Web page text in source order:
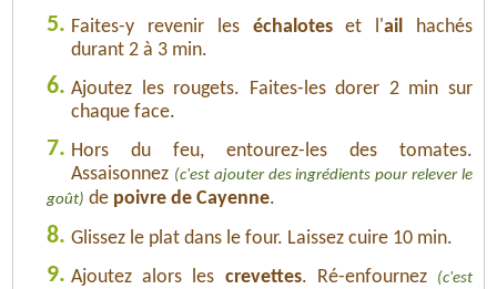
5. Faites-y revenir les échaloteset l'ail
hachés
durant 2 à 3 min.
6. Ajoutez les rougets. Faites-les dorer 2 min sur
chaque face.
7. Hors du feu, entourez-les des tomates.
Assaisonnez (c'est ajouter des ingrédients pour relever le
goût) de poivre de Cayenne.
8. Glissez le plat dans le four. Laissez cuire 10 min.
9. Ajoutez alors les crevettes. Ré-enfournez
(c'est